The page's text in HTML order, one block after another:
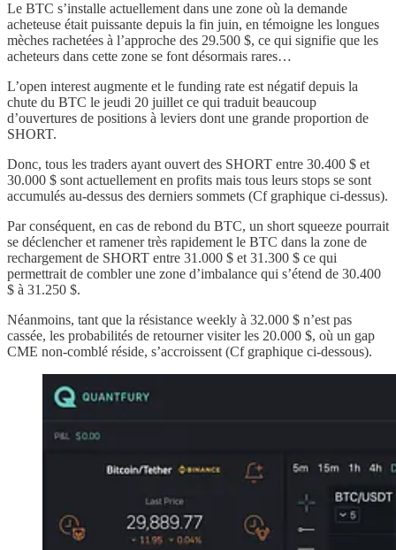
Le BTC s’installe actuellement dans une zone où la demande
acheteuse était puissante depuis la fin juin, en témoigne les longues
mèches rachetées à l’approche des 29.500 $, ce qui signifie que les
acheteurs dans cette zone se font désormais rares…
L’open interest augmente et le funding rate est négatif depuis la
chute du BTC le jeudi 20 juillet ce qui traduit beaucoup
d’ouvertures de positions à leviers dont une grande proportion de
SHORT.
Donc, tous les traders ayant ouvert des SHORT entre 30.400 $ et
30.000 $ sont actuellement en profits mais tous leurs stops se sont
accumulés au-dessus des derniers sommets (Cf graphique ci-dessus).
Par conséquent, en cas de rebond du BTC, un short squeeze pourrait
se déclencher et ramener très rapidement le BTC dans la zone de
rechargement de SHORT entre 31.000 $ et 31.300 $ ce qui
permettrait de combler une zone d’imbalance qui s’étend de 30.400
$ à 31.250 $.
Néanmoins, tant que la résistance weekly à 32.000 $ n’est pas
cassée, les probabilités de retourner visiter les 20.000 $, où un gap
CME non-comblé réside, s’accroissent (Cf graphique ci-dessous).